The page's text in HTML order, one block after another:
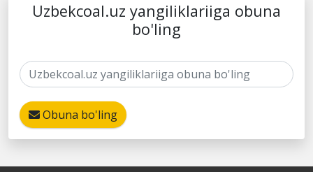
Uzbekcoal.uz yangiliklariiga obuna
bo'ling
Obuna bo'ling